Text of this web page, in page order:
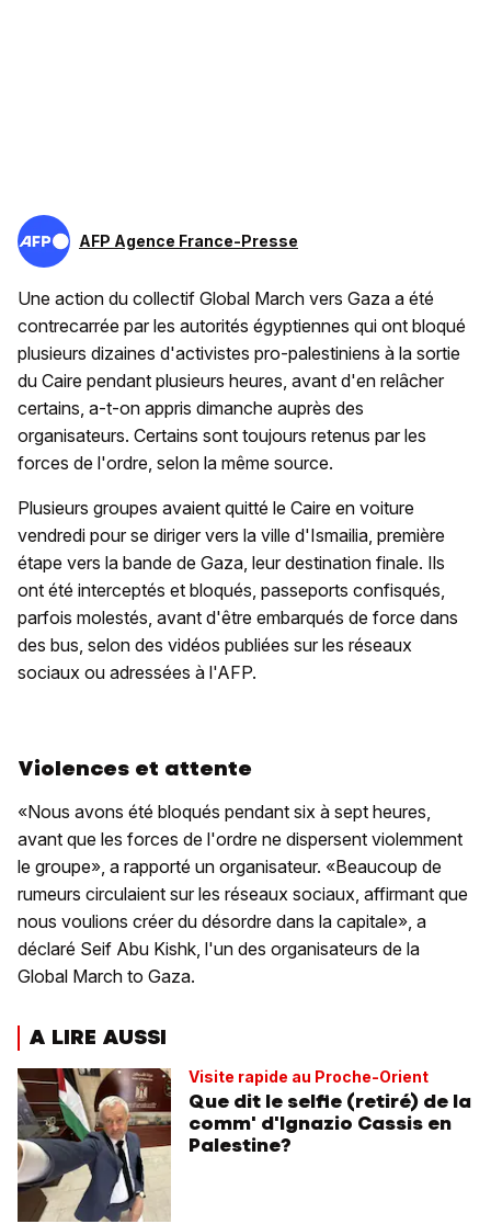
AFP Agence France-Presse
Une action du collectif Global March vers Gaza a été
contrecarrée par les autorités égyptiennes qui ont bloqué
plusieurs dizaines d'activistes pro-palestiniens à la sortie
du Caire pendant plusieurs heures, avant d'en relâcher
certains, a-t-on appris dimanche auprès des
organisateurs. Certains sont toujours retenus par les
forces de l'ordre, selon la même source.
Plusieurs groupes avaient quitté le Caire en voiture
vendredi pour se diriger vers la ville d'Ismailia, première
étape vers la bande de Gaza, leur destination finale. Ils
ont été interceptés et bloqués, passeports confisqués,
parfois molestés, avant d'être embarqués de force dans
des bus, selon des vidéos publiées sur les réseaux
sociaux ou adressées à l'AFP.
Violences et attente
«Nous avons été bloqués pendant six à sept heures,
avant que les forces de l'ordre ne dispersent violemment
le groupe», a rapporté un organisateur. «Beaucoup de
rumeurs circulaient sur les réseaux sociaux, affirmant que
nous voulions créer du désordre dans la capitale», a
déclaré Seif Abu Kishk, l'un des organisateurs de la
Global March to Gaza.
A LIRE AUSSI
Visite rapide au Proche-Orient
Que dit le selfie (retiré) de la
comm' d'Ignazio Cassis en
Palestine?